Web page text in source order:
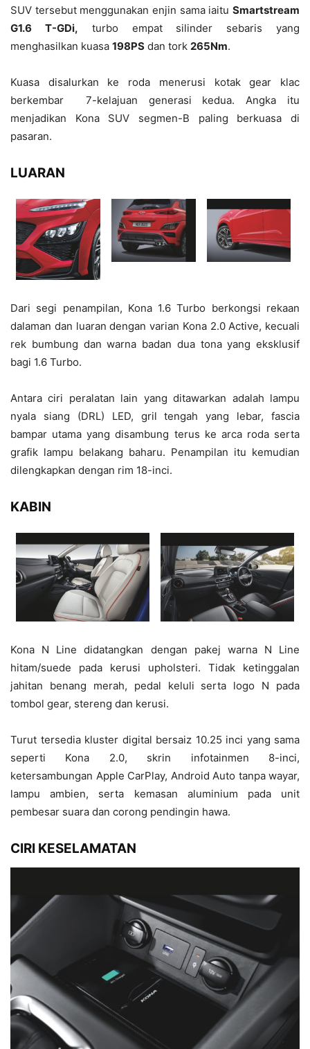
SUV tersebut menggunakan enjin sama iaitu Smartstream
G1.6 T-GDi, turbo empat silinder sebaris yang
menghasilkan kuasa 198PS dan tork 265Nm.
Kuasa disalurkan ke roda menerusi kotak gear klac
berkembar 7-kelajuan generasi kedua. Angka itu
menjadikan Kona SUV segmen-B paling berkuasa di
pasaran.
LUARAN
Dari segi penampilan, Kona 1.6 Turbo berkongsi rekaan
dalaman dan luaran dengan varian Kona 2.0 Active, kecuali
rek bumbung dan warna badan dua tona yang eksklusif
bagi 1.6 Turbo.
Antara ciri peralatan lain yang ditawarkan adalah lampu
nyala siang (DRL) LED, gril tengah yang lebar, fascia
bampar utama yang disambung terus ke arca roda serta
grafik lampu belakang baharu. Penampilan itu kemudian
dilengkapkan dengan rim 18-inci.
KABIN
Kona N Line didatangkan dengan pakej warna N Line
hitam/suede pada kerusi upholsteri. Tidak ketinggalan
jahitan benang merah, pedal keluli serta logo N pada
tombol gear, stereng dan kerusi.
Turut tersedia kluster digital bersaiz 10.25 inci yang sama
seperti Kona 2.0, skrin infotainmen 8-inci,
ketersambungan Apple CarPlay, Android Auto tanpa wayar,
lampu ambien, serta kemasan aluminium pada unit
pembesar suara dan corong pendingin hawa.
CIRI KESELAMATAN